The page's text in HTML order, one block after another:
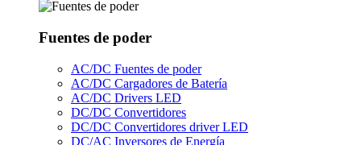
Fuentes de poder
AC/DC Fuentes de poder
AC/DC Cargadores de Batería
AC/DC Drivers LED
DC/DC Convertidores
DC/DC Convertidores driver LED
DC/AC Inversores de Energía